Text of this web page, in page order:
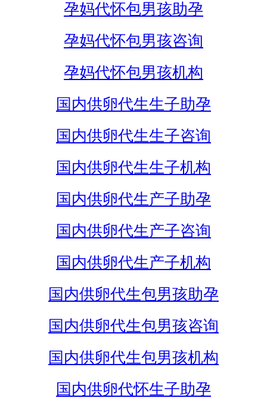
孕妈代怀包男孩助孕
孕妈代怀包男孩咨询
孕妈代怀包男孩机构
国内供卵代生生子助孕
国内供卵代生生子咨询
国内供卵代生生子机构
国内供卵代生产子助孕
国内供卵代生产子咨询
国内供卵代生产子机构
国内供卵代生包男孩助孕
国内供卵代生包男孩咨询
国内供卵代生包男孩机构
国内供卵代怀生子助孕